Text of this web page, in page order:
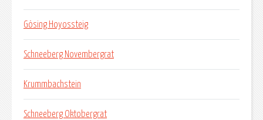
Gösing Hoyossteig
Schneeberg Novembergrat
Krummbachstein
Schneeberg Oktobergrat